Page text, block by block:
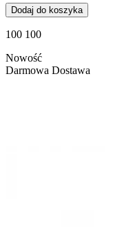
Dodaj do koszyka
100 100
Nowość
Darmowa Dostawa